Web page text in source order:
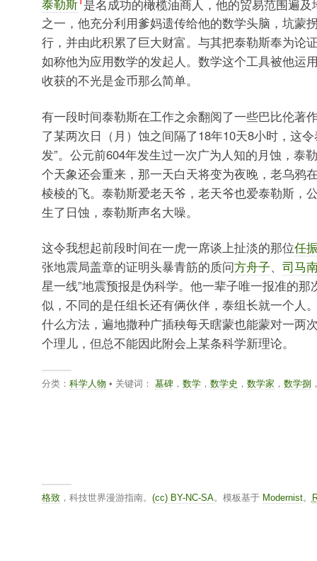
泰勒斯 是名成功的橄榄油商人，他的贸易范围遍
之一，他充分利用爹妈遗传给他的数学头脑，坑蒙
行，并由此积累了巨大财富。与其把泰勒斯奉为论
如称他为应用数学的发起人。数学这个工具被他运
收获的不光是金币那么简单。
有一段时间泰勒斯在工作之余翻阅了一些巴比伦著
了某两次日（月）蚀之间隔了18年10天8小时，这
发”。公元前604年发生过一次广为人知的月蚀，泰
个天象还会重来，那一天白天将变为夜晚，老乌鸦
棱棱的飞。泰勒斯爱老天爷，老天爷也爱泰勒斯，
生了日蚀，泰勒斯声名大噪。
这令我想起前段时间在一虎一席谈上扯淡的那位任
张地震局盖章的证明头暴青筋的质问方舟子、 司马
星一线”地震预报是伪科学。他一辈子唯一报准的那
似，不同的是任组长还有俩伙伴，泰组长就一个人
什么方法，遍地撒种广插秧每天瞎蒙也能蒙对一两
个理儿，但总不能因此附会上某条科学新理论。
分类： 科学人物 • 关键词： 墓碑， 数学， 数学史 ， 数学家 ， 数学捌
格致，科技世界漫游指南。 (cc) BY-NC-SA。模板基于 Modernist。